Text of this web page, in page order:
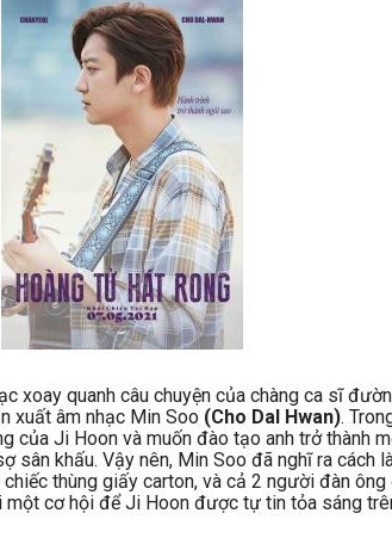
xoay quanh câu chuyện của chàng ca sĩ
xuất âm nhạc Min Soo (Cho Dal Hwan).
của Ji Hoon và muốn đào tạo anh trở thành
sân khấu. Vậy nên, Min Soo đã nghĩ ra cách
thùng giấy carton, và cả 2 người đàn ông
cơ hội để Ji Hoon được tự tin tỏa sáng